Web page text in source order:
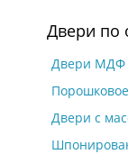
Двери по
Двери МДФ
Двери с